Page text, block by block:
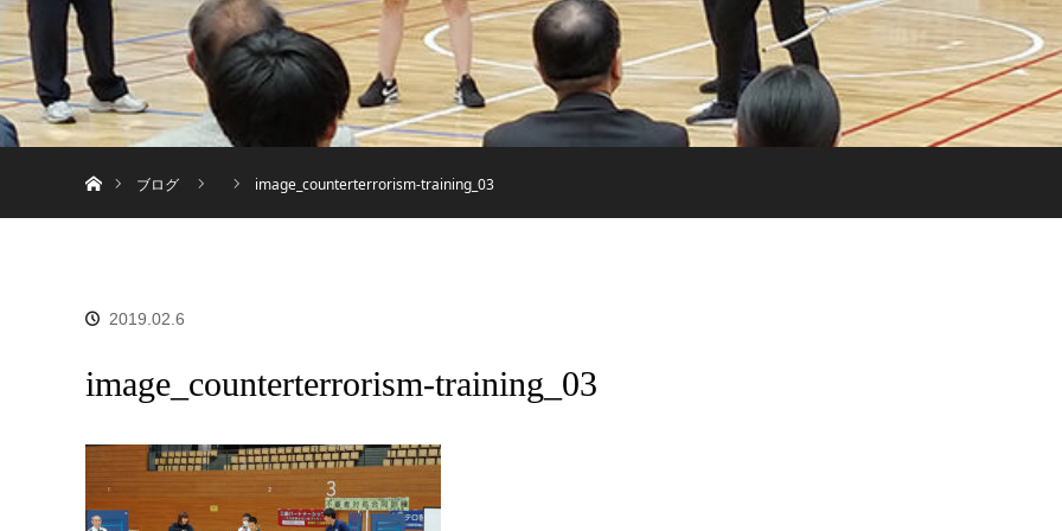
ブログ
image_counterterrorism-training_03
2019.02.6
image_counterterrorism-training_03